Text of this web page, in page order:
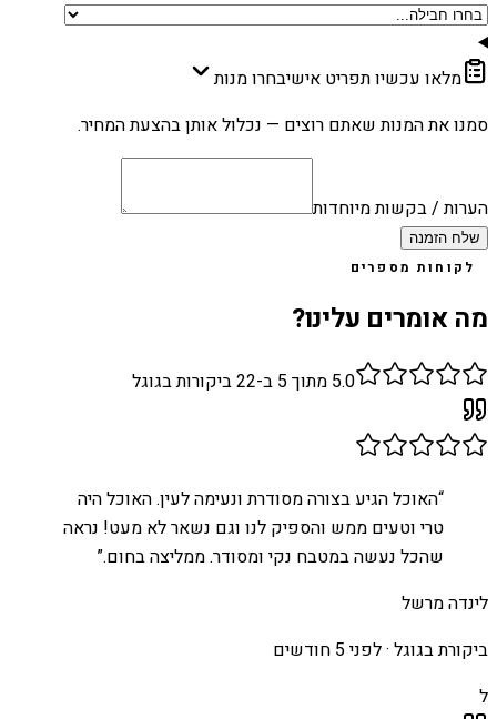
מלאו עכשיו תפריט אישיבחרו מנות
סמנו את המנות שאתם רוצים — נכלול אותן בהצעת המחיר.
הערות / בקשות מיוחדות
שלח הזמנה
לקוחות מספרים
מה אומרים עלינו?
5.0 מתוך 5 ב- 22ביקורות בגוגל
“האוכל הגיע בצורה מסודרת ונעימה לעין. האוכל היה
טרי וטעים ממש והספיק לנו וגם נשאר לא מעט! נראה
שהכל נעשה במטבח נקי ומסודר. ממליצה בחום.”
לינדה מרשל
ביקורת בגוגל ·לפני 5 חודשים
ל